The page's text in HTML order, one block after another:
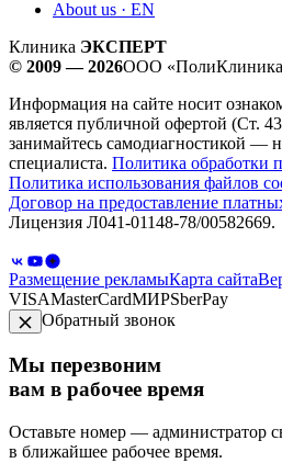
About us · EN
Клиника ЭКСПЕРТ
© 2009 — 2026ООО
Информация на сайте носит
является публичной офертой (Ст.
занимайтесь самодиагностикой —
специалиста. Политика обработки
Политика использования файлов
Договор на предоставление
Лицензия Л041-01148-78/00582669.
Размещение рекламыКарта сайта
VISAMasterCardМИРSberPay
Обратный звонок
Мы перезвоним
вам в рабочее время
Оставьте номер — администратор
в ближайшее рабочее время.